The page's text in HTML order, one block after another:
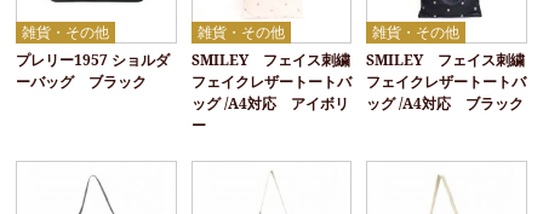
雑貨・その他
プレリー1957 ショルダ
ーバッグ ブラック
雑貨・その他
SMILEY フェイス刺繍
フェイクレザートートバ
ッグ /A4対応 アイボリ
ー
雑貨・その他
SMILEY フェイス刺繍
フェイクレザートートバ
ッグ /A4対応 ブラック